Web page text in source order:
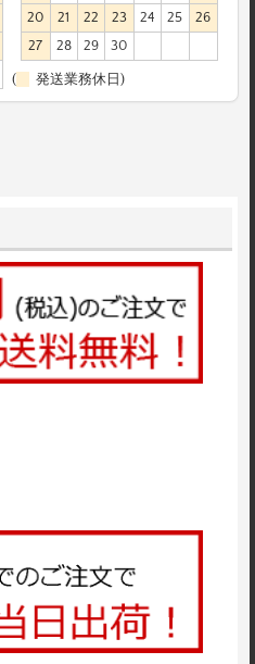
20
21 22 23 24 25
26
27
28 29 30
( 発送業務休日)